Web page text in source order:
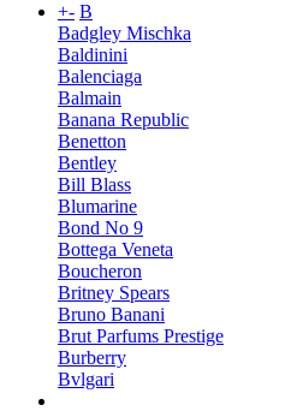
+- B
Badgley Mischka
Baldinini
Balenciaga
Balmain
Banana Republic
Benetton
Bentley
Bill Blass
Blumarine
Bond No 9
Bottega Veneta
Boucheron
Britney Spears
Bruno Banani
Brut Parfums Prestige
Burberry
Bvlgari